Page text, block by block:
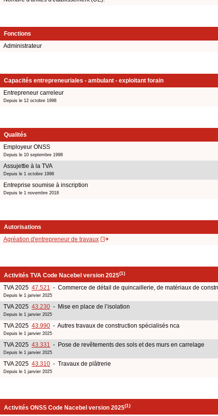
Fonctions
Administrateur
Capacités entrepreneuriales - ambulant - exploitant forain
Entrepreneur carreleur
Depuis le 12 octobre 1998
Qualités
Employeur ONSS
Depuis le 10 septembre 1998
Assujettie à la TVA
Depuis le 1 octobre 1998
Entreprise soumise à inscription
Depuis le 1 novembre 2018
Autorisations
Agréation d'entrepreneur de travaux
Activités TVA Code Nacebel version 2025(1)
TVA 2025 47.521 - Commerce de détail de quincaillerie, de matériaux de
Depuis le 1 janvier 2025
TVA 2025 43.230 - Mise en place de l’isolation
Depuis le 1 janvier 2025
TVA 2025 43.990 - Autres travaux de construction spécialisés nca
Depuis le 1 janvier 2025
TVA 2025 43.331 - Pose de revêtements des sols et des murs en carrelage
Depuis le 1 janvier 2025
TVA 2025 43.310 - Travaux de plâtrerie
Depuis le 1 janvier 2025
Activités ONSS Code Nacebel version 2025(1)